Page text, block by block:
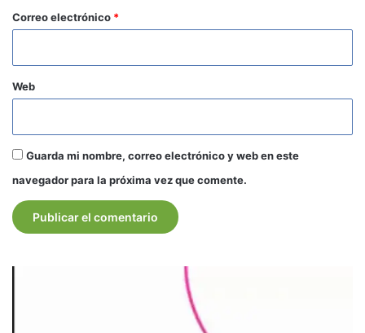
*
Correo electrónico *
Web
Guarda mi nombre, correo electrónico y web en este
navegador para la próxima vez que comente.